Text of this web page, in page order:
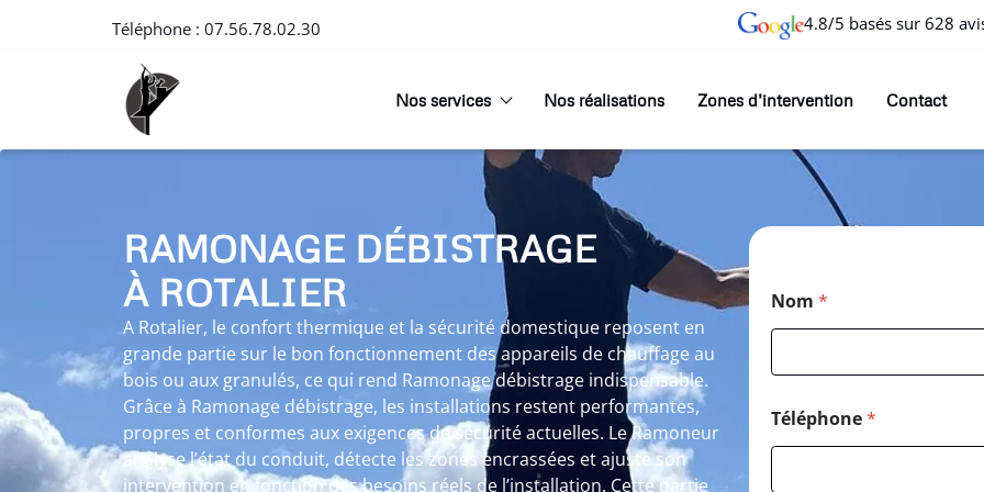
Téléphone : 07.56.78.02.30 4.8/5 basés sur 628
Nos services Nos réalisations Zones d’intervention Contact
RAMONAGE DÉBISTRAGE
À ROTALIER
A Rotalier, le confort thermique et la sécurité domestique reposent en
grande partie sur le bon fonctionnement des appareils de chauffage au
bois ou aux granulés, ce qui rend Ramonage débistrage indispensable.
Grâce à Ramonage débistrage, les installations restent performantes,
propres et conformes aux exigences de sécurité actuelles. Le Ramoneur
analyse l’état du conduit, détecte les zones encrassées et ajuste son
intervention en fonction des besoins réels de l’installation. Cette partie
Nom *
Téléphone*